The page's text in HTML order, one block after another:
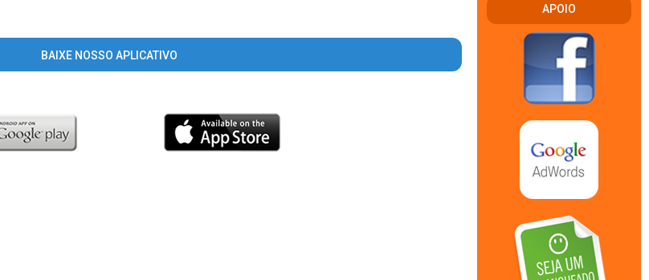
BAIXE NOSSO APLICATIVO
APOIO